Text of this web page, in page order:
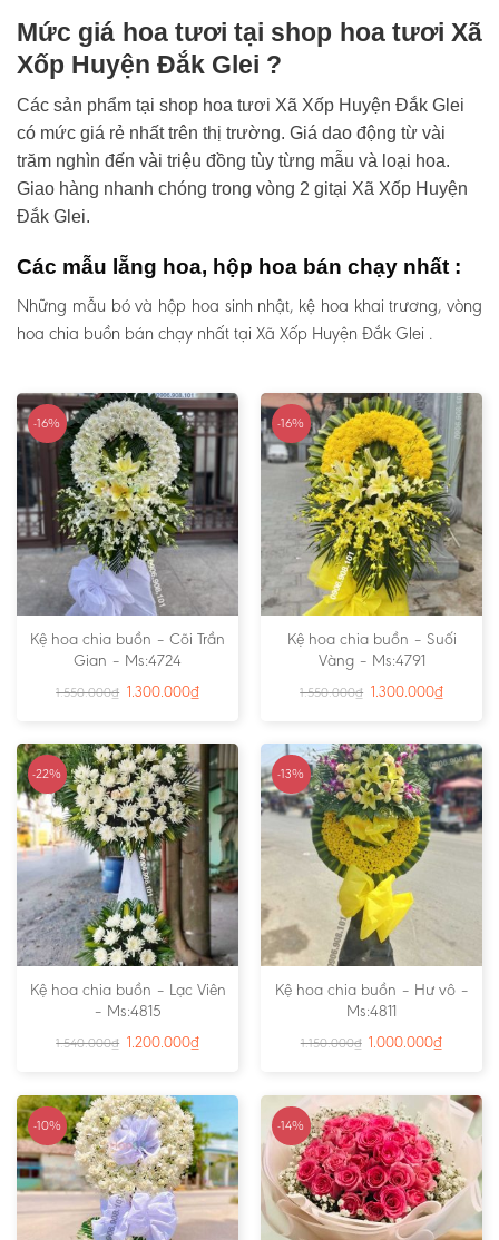
Mức giá hoa tươi tại shop hoa tươi Xã
Xốp Huyện Đắk Glei ?
Các sản phẩm tại shop hoa tươi Xã Xốp Huyện Đắk Glei
có mức giá rẻ nhất trên thị trường. Giá dao động từ vài
trăm nghìn đến vài triệu đồng tùy từng mẫu và loại hoa.
Giao hàng nhanh chóng trong vòng 2 gitại Xã Xốp Huyện
Đắk Glei.
Các mẫu lẵng hoa, hộp hoa bán chạy nhất :
Những mẫu bó và hộp hoa sinh nhật, kệ hoa khai trương, vòng
hoa chia buồn bán chạy nhất tại Xã Xốp Huyện Đắk Glei .
-16%
Kệ hoa chia buồn – Cõi Trần
Gian – Ms:4724
1.550.000₫ 1.300.000₫
-16%
Kệ hoa chia buồn – Suối
Vàng – Ms:4791
1.550.000₫ 1.300.000₫
-22%
Kệ hoa chia buồn – Lạc Viên
– Ms:4815
1.540.000₫ 1.200.000₫
-13%
Kệ hoa chia buồn – Hư vô –
Ms:4811
1.150.000₫ 1.000.000₫
-10% -14%